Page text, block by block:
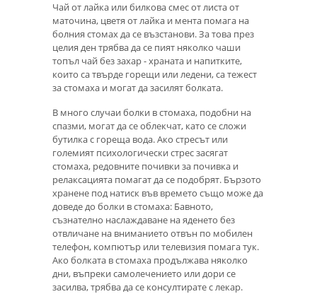
Чай от лайка или билкова смес от листа от
маточина, цветя от лайка и мента помага на
болния стомах да се възстанови. За това през
целия ден трябва да се пият няколко чаши
топъл чай без захар - храната и напитките,
които са твърде горещи или ледени, са тежест
за стомаха и могат да засилят болката.
В много случаи болки в стомаха, подобни на
спазми, могат да се облекчат, като се сложи
бутилка с гореща вода. Ако стресът или
големият психологически стрес засягат
стомаха, редовните почивки за почивка и
релаксацията помагат да се подобрят. Бързото
хранене под натиск във времето също може да
доведе до болки в стомаха: Бавното,
съзнателно наслаждаване на яденето без
отвличане на вниманието отвън по мобилен
телефон, компютър или телевизия помага тук.
Ако болката в стомаха продължава няколко
дни, въпреки самолечението или дори се
засилва, трябва да се консултирате с лекар.